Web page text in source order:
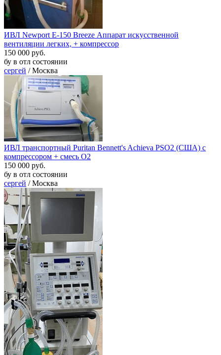
ИВЛ Newport E-150 Breeze Аппарат искусственной
вентиляции легких, + компрессор
150 000 руб.
бу в отл состоянии
сергей / Москва
ИВЛ транспортный Puritan Bennett's Achieva PSO2 (США) с
компрессором + смесь O2
150 000 руб.
бу в отл состоянии
сергей / Москва